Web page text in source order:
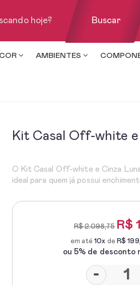
Buscar
AMBIENTES
Kit Casal Off-white
O Kit Casal Off-white e Cinza
ideal para quem já possui
R$ 2.098,75 R$
em até10x de R$
ou 5% de desconto
-